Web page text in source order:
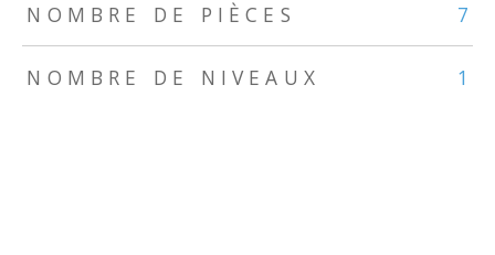
NOMBRE DE PIÈCES 7
NOMBRE DE NIVEAUX 1